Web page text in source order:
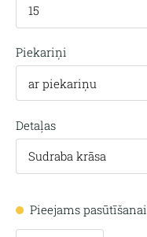
Piekariņi
Detaļas
Pieejams pasūtīšanai